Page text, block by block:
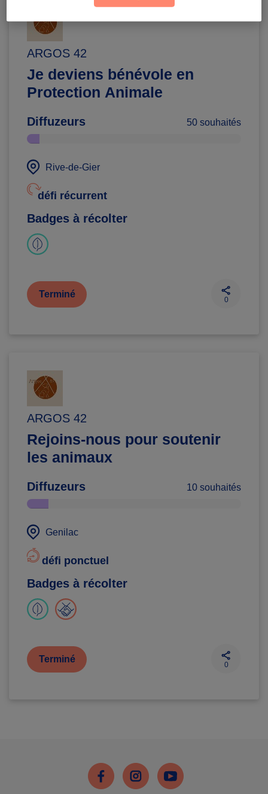
ARGOS 42
Je deviens bénévole en
Protection Animale
Diffuzeurs 50 souhaités
Rive-de-Gier
défi récurrent
Badges à récolter
Terminé
0
ARGOS 42
Rejoins-nous pour soutenir
les animaux
Diffuzeurs 10 souhaités
Genilac
défi ponctuel
Badges à récolter
Terminé
0
FacebookInstagramYoutube